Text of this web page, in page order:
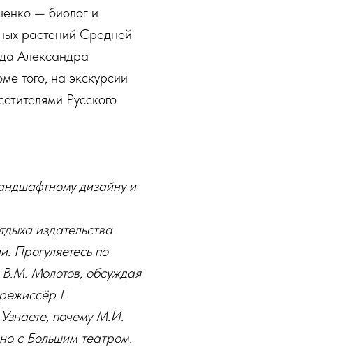
— биолог и
растений Средней
Александра
того, на экскурсии
Русского
дизайну и
издательства
Прогуляетесь по
В.М. Молотов, обсуждая
Г.
почему М.И.
с Большим театром.